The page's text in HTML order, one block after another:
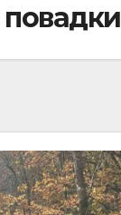
повадки